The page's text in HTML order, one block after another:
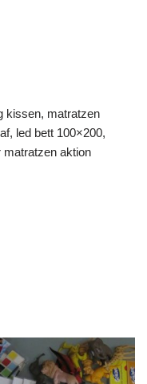
kissen, matratzen
led bett 100×200,
matratzen aktion